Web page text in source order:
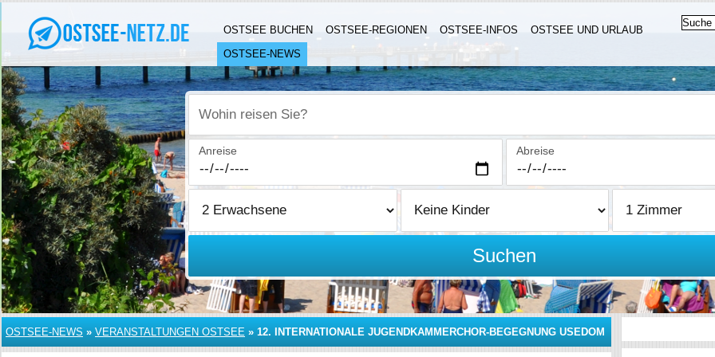
OSTSEE BUCHEN OSTSEE-REGIONEN OSTSEE-INFOS
OSTSEE UND URLAUB
OSTSEE-NEWS
Wohin reisen Sie?
Anreise Abreise
Suchen
OSTSEE-NEWS » VERANSTALTUNGEN OSTSEE » 12. INTERNATIONALE JUGENDKAMMERCHOR-BEGEGNUNG USEDOM